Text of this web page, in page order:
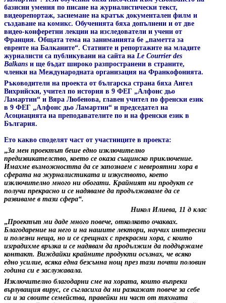
базисни умения по писане на журналистически текст,
видеорепортаж, заснемане на кратък документален филм и
създаване на комикс. Обученията бяха допълнени и от две
видео-конферетни лекции на изследователи и учени от
Франция. Общата тема на заниманията бе „паметта за
евреите на Балканите“. Статиите и репортажите на младите
журналисти са публикувани на сайта на Le Courrier des
Balkans и ще бъдат широко разпространени в страните,
членки на Международната организация на Франкофонията.
Ръководители на проекта от българска страна бяха Ангел
Вихрийски, учител по история в 9 ФЕГ „Алфонс дьо
Ламартин“ и Вяра Любенова, главен учител по френски език
в 9 ФЕГ „Алфонс дьо Ламартин“ и председател на
Асоциацията на преподавателите по и на френски език в
България.
Ето какво споделят част от участниците в проекта:
„За мен проектът беше едно изключително
предизвикателство, което се оказа същинско приключение.
Имахме възможността да се запознаем с невероятни хора в
сферата на журналистиката и изкуството, което
изключително много ни обогати. Крайният ни продукт се
получи прекрасно и се надяваме да продължаваме да се
развиваме в тази сфера“.
Никол Илиева, 11 д клас
„Проектът ми даде много повече, отколкото очаквах.
Благодарение на него и на нашите лектори, научих интересни
и полезни неща, но и се срещнах с прекрасни хора, с които
изградихме връзка и се надявам да продължим да поддържаме
контакт. Виждайки крайните продукти осъзнах, че всяко
едно усилие, всяка една безсънна нощ през тази почти половин
година си е заслужавала.
Изключително благодарни сме на хората, които въпреки
върлуващия вирус, се съгласиха да ни разкажат повече за себе
си и за своите семейства, правейки ни част от тяхната